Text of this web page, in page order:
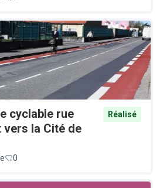
cyclable rue
vers la Cité de
Réalisé
0